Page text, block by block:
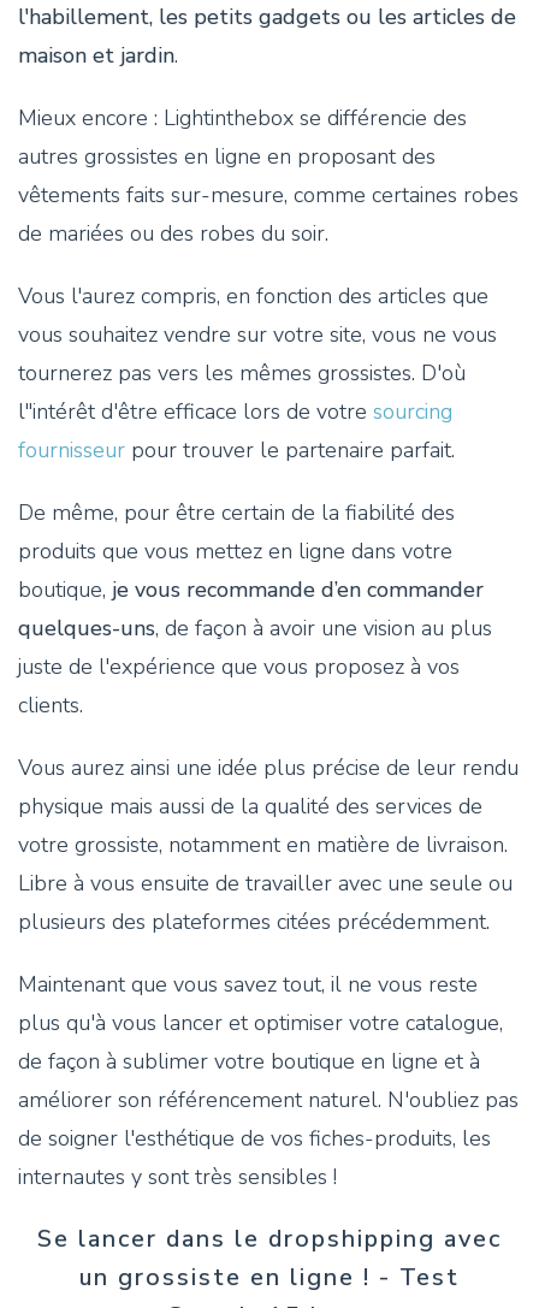
l'habillement, les petits gadgets ou les articles de
maison et jardin.
Mieux encore : Lightinthebox se différencie des
autres grossistes en ligne en proposant des
vêtements faits sur-mesure, comme certaines robes
de mariées ou des robes du soir.
Vous l'aurez compris, en fonction des articles que
vous souhaitez vendre sur votre site, vous ne vous
tournerez pas vers les mêmes grossistes. D'où
l"intérêt d'être efficace lors de votre sourcing
fournisseur pour trouver le partenaire parfait.
De même, pour être certain de la fiabilité des
produits que vous mettez en ligne dans votre
boutique, je vous recommande d’en commander
quelques-uns, de façon à avoir une vision au plus
juste de l'expérience que vous proposez à vos
clients.
Vous aurez ainsi une idée plus précise de leur rendu
physique mais aussi de la qualité des services de
votre grossiste, notamment en matière de livraison.
Libre à vous ensuite de travailler avec une seule ou
plusieurs des plateformes citées précédemment.
Maintenant que vous savez tout, il ne vous reste
plus qu'à vous lancer et optimiser votre catalogue,
de façon à sublimer votre boutique en ligne et à
améliorer son référencement naturel. N'oubliez pas
de soigner l'esthétique de vos fiches-produits, les
internautes y sont très sensibles !
Se lancer dans le dropshipping avec
un grossiste en ligne ! - Test